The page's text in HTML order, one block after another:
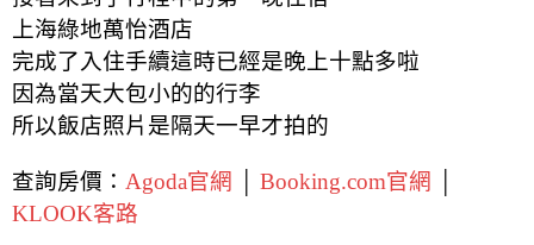
上海綠地萬怡酒店
完成了入住手續這時已經是晚上十點多啦
因為當天大包小的的行李
所以飯店照片是隔天一早才拍的
查詢房價： Agoda官網 Booking.com官網
KLOOK客路